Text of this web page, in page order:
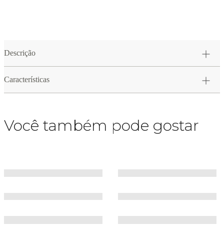
Descrição
Características
Você também pode gostar